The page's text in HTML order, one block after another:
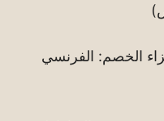
الخصم: الفرنسي